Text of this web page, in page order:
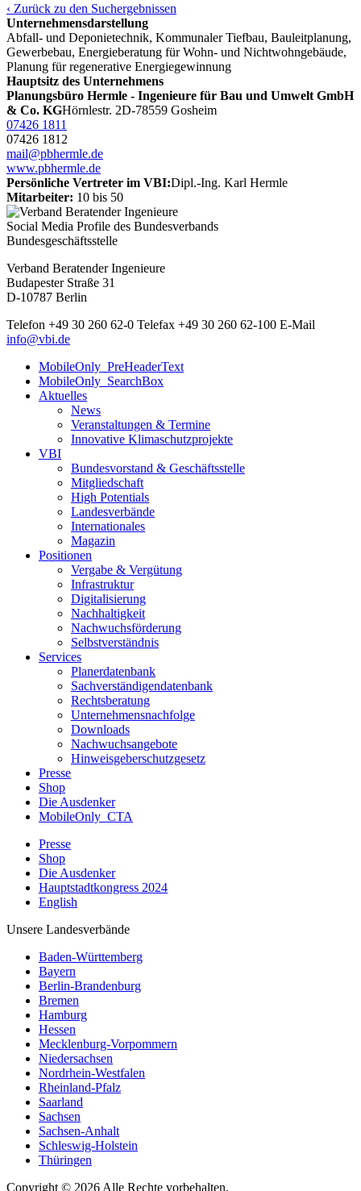
‹ Zurück zu den Suchergebnissen
Unternehmensdarstellung
Abfall- und Deponietechnik, Kommunaler Tiefbau, Bauleitplanung,
Gewerbebau, Energieberatung für Wohn- und Nichtwohngebäude,
Planung für regenerative Energiegewinnung
Hauptsitz des Unternehmens
Planungsbüro Hermle - Ingenieure für Bau und Umwelt GmbH
& Co. KGHörnlestr. 2D-78559 Gosheim
07426 1811
07426 1812
mail@pbhermle.de
www.pbhermle.de
Persönliche Vertreter im VBI:Dipl.-Ing. Karl Hermle
Mitarbeiter: 10 bis 50
Social Media Profile des Bundesverbands
Bundesgeschäftsstelle
Verband Beratender Ingenieure
Budapester Straße 31
D-10787 Berlin
Telefon +49 30 260 62-0 Telefax +49 30 260 62-100 E-Mail
info@vbi.de
MobileOnly_PreHeaderText
MobileOnly_SearchBox
Aktuelles
News
Veranstaltungen & Termine
Innovative Klimaschutzprojekte
VBI
Bundesvorstand & Geschäftsstelle
Mitgliedschaft
High Potentials
Landesverbände
Internationales
Magazin
Positionen
Vergabe & Vergütung
Infrastruktur
Digitalisierung
Nachhaltigkeit
Nachwuchsförderung
Selbstverständnis
Services
Planerdatenbank
Sachverständigendatenbank
Rechtsberatung
Unternehmensnachfolge
Downloads
Nachwuchsangebote
Hinweisgeberschutzgesetz
Presse
Shop
Die Ausdenker
MobileOnly_CTA
Presse
Shop
Die Ausdenker
Hauptstadtkongress 2024
English
Unsere Landesverbände
Baden-Württemberg
Bayern
Berlin-Brandenburg
Bremen
Hamburg
Hessen
Mecklenburg-Vorpommern
Niedersachsen
Nordrhein-Westfalen
Rheinland-Pfalz
Saarland
Sachsen
Sachsen-Anhalt
Schleswig-Holstein
Thüringen
Copyright © 2026 Alle Rechte vorbehalten.